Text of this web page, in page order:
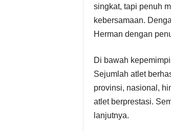
singkat, tapi penuh
kebersamaan.
Herman dengan
Di bawah
Sejumlah atlet
provinsi, nasional,
atlet berprestasi.
lanjutnya.